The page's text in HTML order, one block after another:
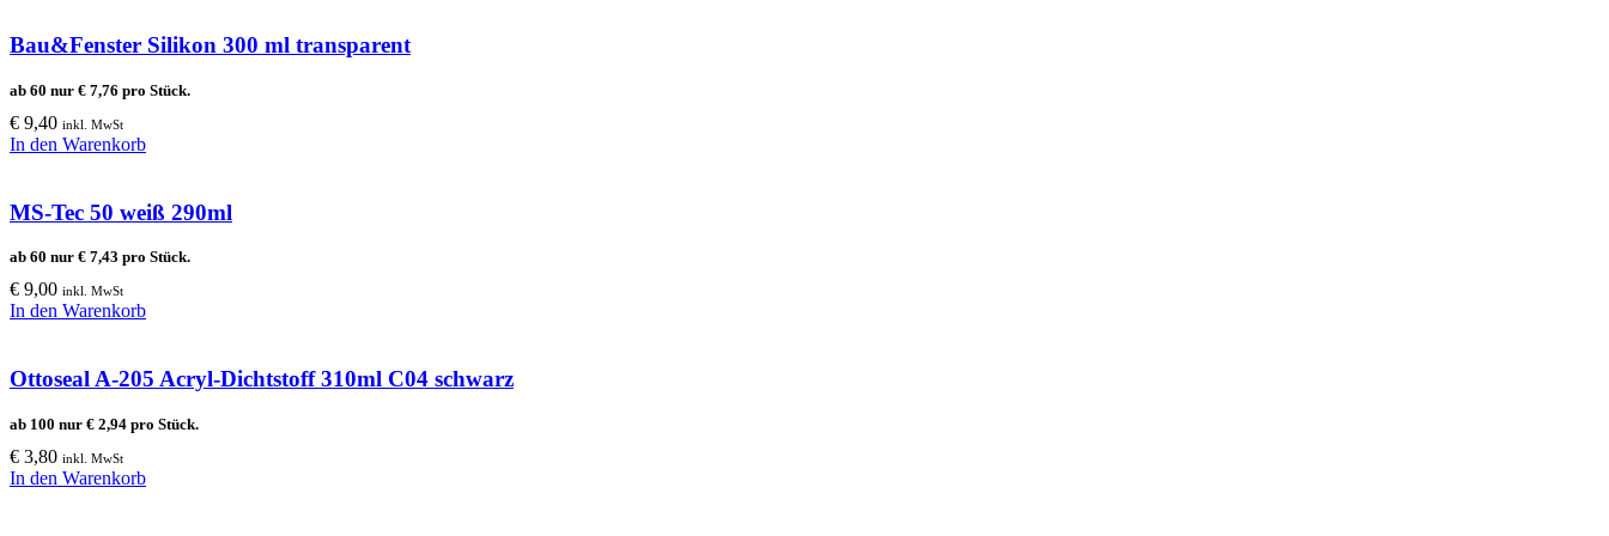
Bau&Fenster Silikon 300 ml transparent
ab 60 nur € 7,76 pro Stück.
€ 9,40 inkl. MwSt
In den Warenkorb
MS-Tec 50 weiß 290ml
ab 60 nur € 7,43 pro Stück.
€ 9,00 inkl. MwSt
In den Warenkorb
Ottoseal A-205 Acryl-Dichtstoff 310ml C04 schwarz
ab 100 nur € 2,94 pro Stück.
€ 3,80 inkl. MwSt
In den Warenkorb